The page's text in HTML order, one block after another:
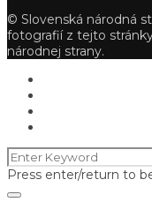
© Slovenská národná
fotografií z tejto
národnej strany.
Press enter/return to